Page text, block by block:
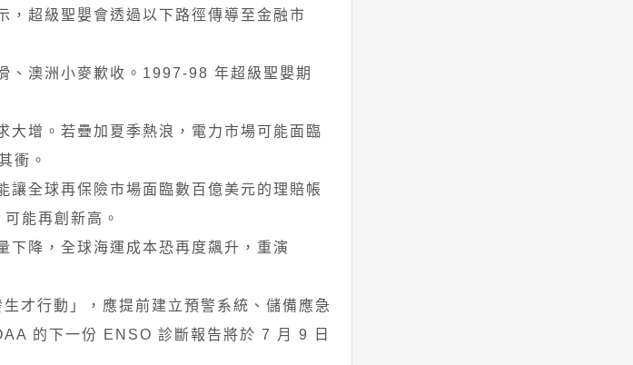
，超級聖嬰會透過以下路徑傳導至金融市
、澳洲小麥歉收。1997-98 年超級聖嬰期
大增。若疊加夏季熱浪，電力市場可能面臨
衝。
讓全球再保險市場面臨數百億美元的理賠帳
能再創新高。
下降，全球海運成本恐再度飆升，重演
才行動」，應提前建立預警系統、儲備應急
的下一份 ENSO 診斷報告將於 7 月 9 日